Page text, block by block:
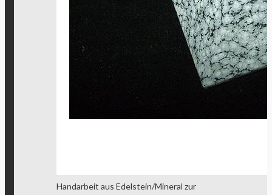
Handarbeit aus Edelstein/Mineral zur